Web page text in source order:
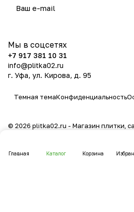
Главная Каталог Корзина
Мы в соцсетях
+7 917 381 10 31
info@plitka02.ru
г. Уфа, ул. Кирова, д. 95
Темная темаКонфиденциальность
© 2026 plitka02.ru - Магазин плитки,